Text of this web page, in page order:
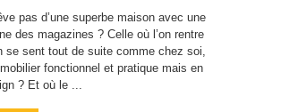
pas d’une superbe maison avec une
des magazines ? Celle où l’on rentre
se sent tout de suite comme chez soi,
fonctionnel et pratique mais en
? Et où le ...